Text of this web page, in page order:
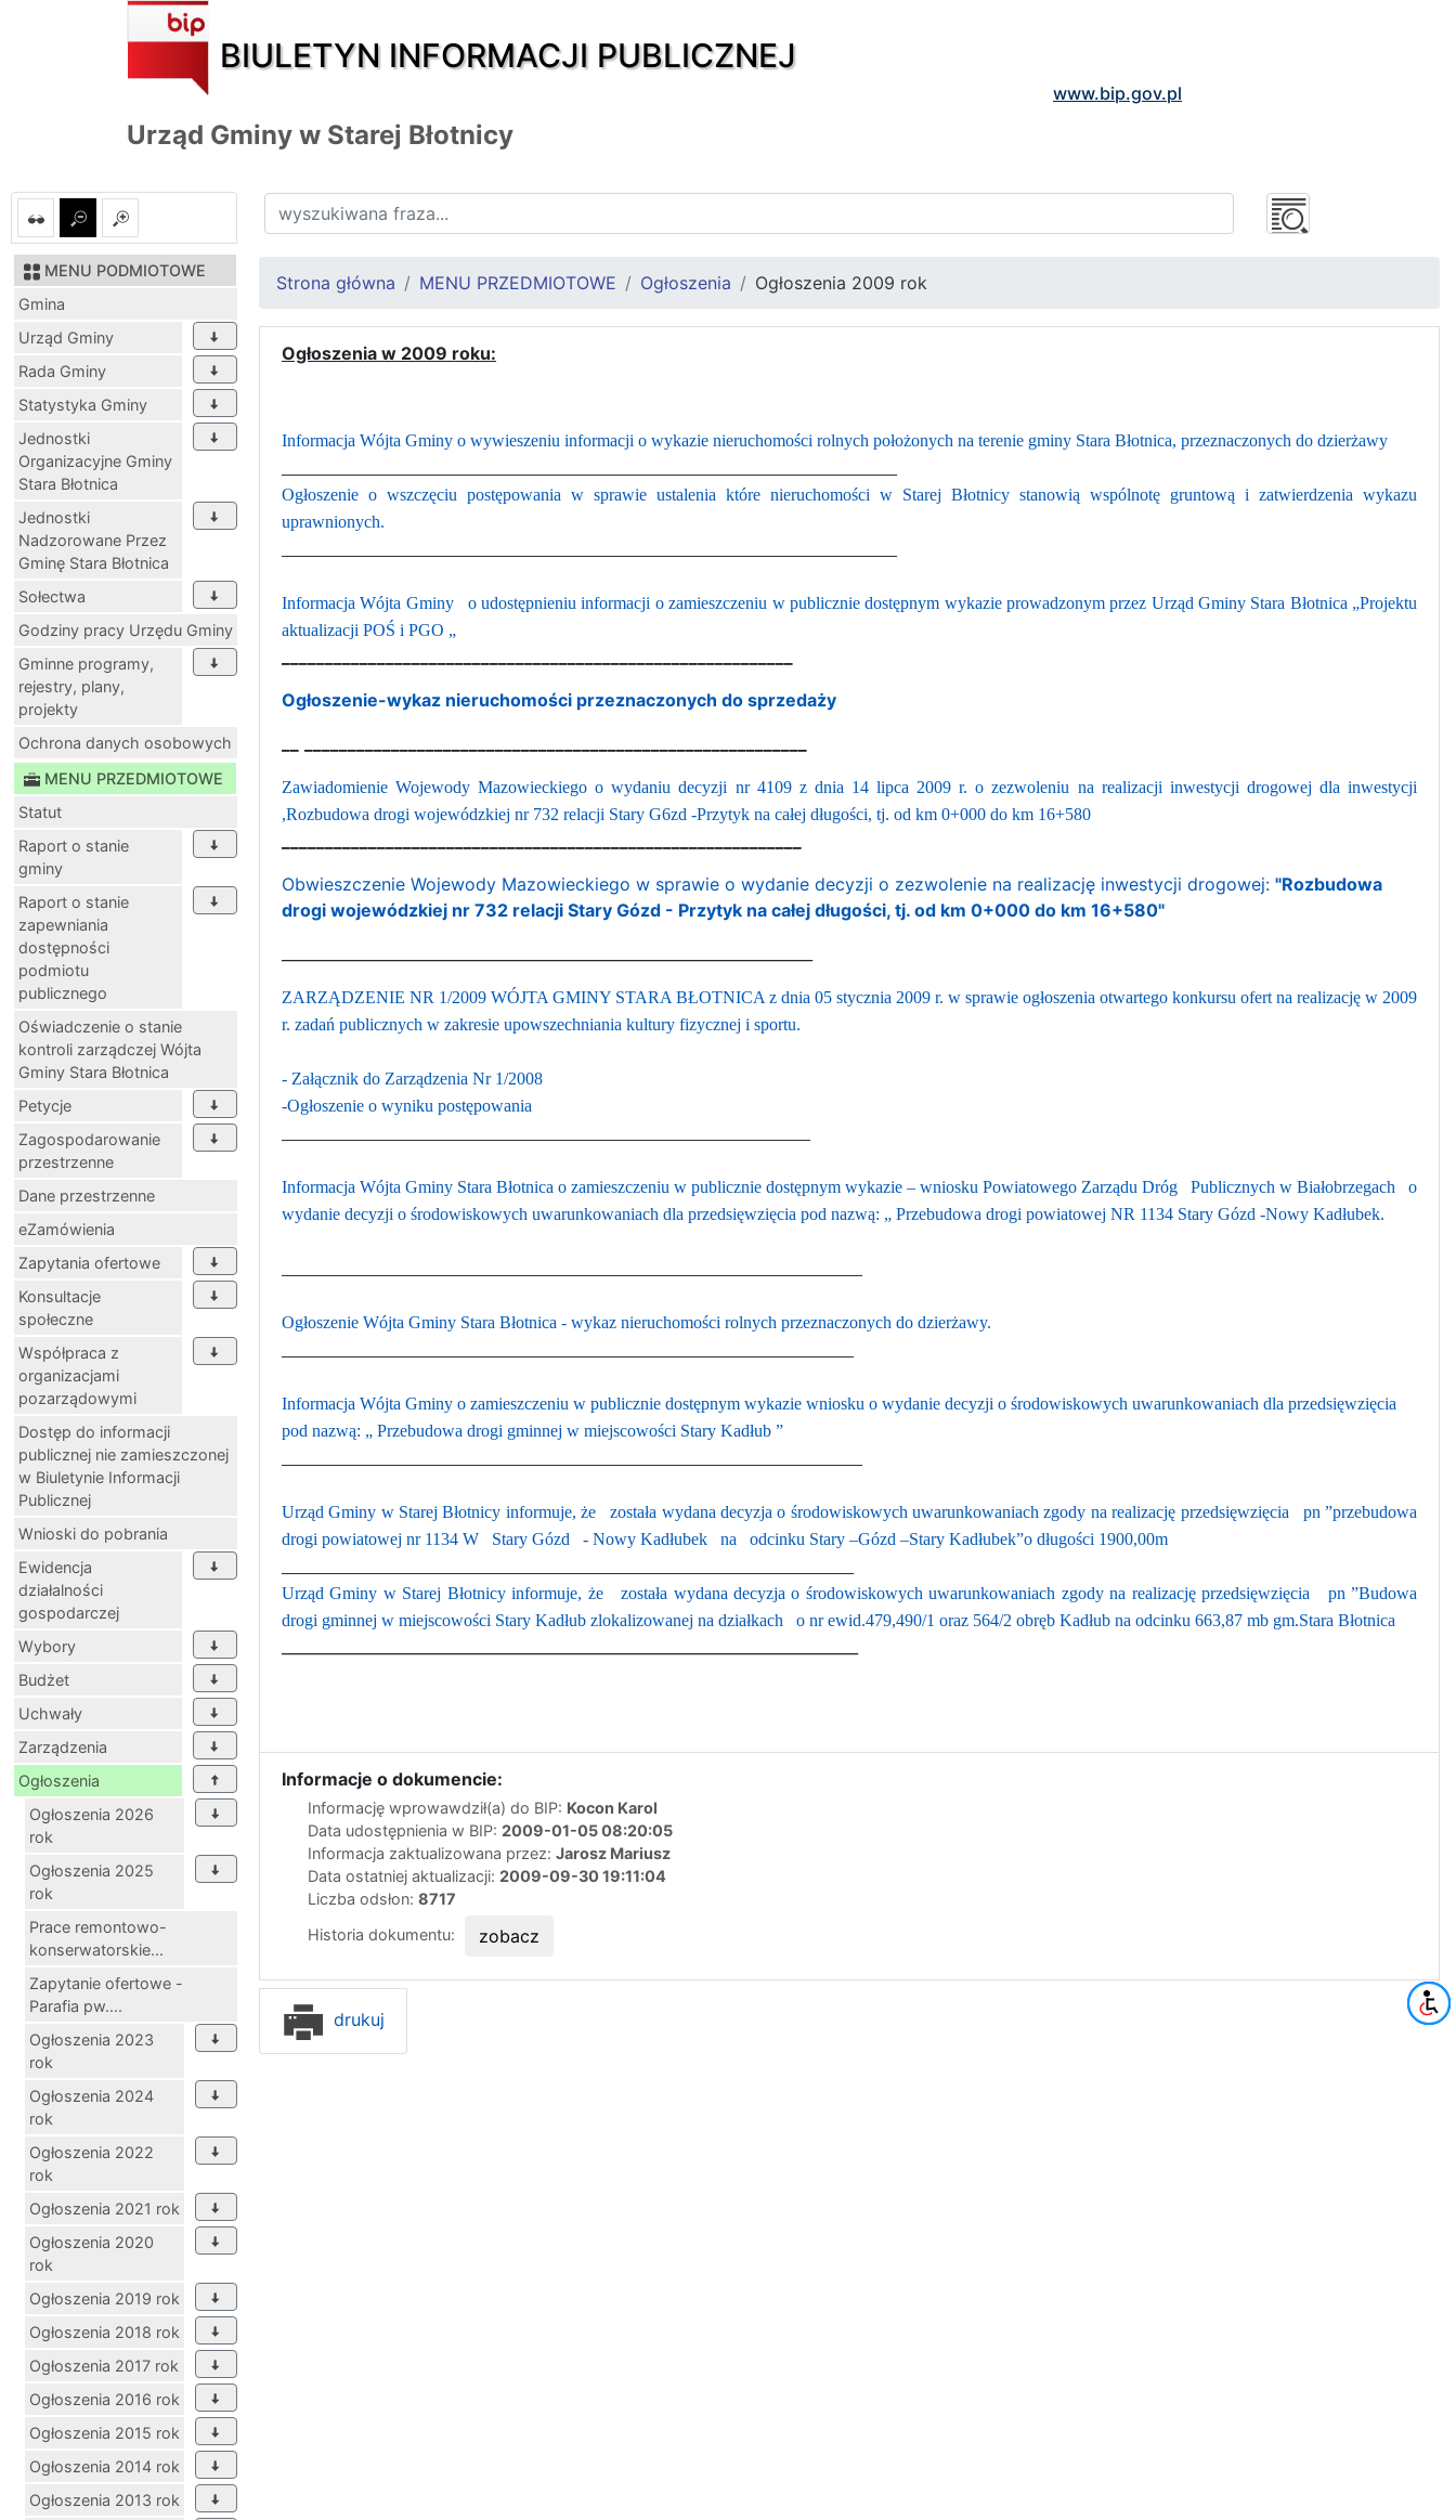
BIULETYN INFORMACJI PUBLICZNEJ
www.bip.gov.pl
Urząd Gminy w Starej Błotnicy
MENU PODMIOTOWE
Gmina
Urząd Gminy
Rada Gminy
Statystyka Gminy
Jednostki
Organizacyjne Gminy
Stara Błotnica
Jednostki
Nadzorowane Przez
Gminę Stara Błotnica
Sołectwa
Godziny pracy Urzędu Gminy
Gminne programy,
rejestry, plany,
projekty
Ochrona danych osobowych
MENU PRZEDMIOTOWE
Statut
Raport o stanie
gminy
Raport o stanie
zapewniania
dostępności
podmiotu
publicznego
Oświadczenie o stanie
kontroli zarządczej Wójta
Gminy Stara Błotnica
Petycje
Zagospodarowanie
przestrzenne
Dane przestrzenne
eZamówienia
Zapytania ofertowe
Konsultacje
społeczne
Współpraca z
organizacjami
pozarządowymi
Dostęp do informacji
publicznej nie zamieszczonej
w Biuletynie Informacji
Publicznej
Wnioski do pobrania
Ewidencja
działalności
gospodarczej
Wybory
Budżet
Uchwały
Zarządzenia
Ogłoszenia
Ogłoszenia 2026
rok
Ogłoszenia 2025
rok
Prace remontowo-
konserwatorskie...
Zapytanie ofertowe -
Parafia pw....
Ogłoszenia 2023
rok
Ogłoszenia 2024
rok
Ogłoszenia 2022
rok
Ogłoszenia 2021 rok
Ogłoszenia 2020
rok
Ogłoszenia 2019 rok
Ogłoszenia 2018 rok
Ogłoszenia 2017 rok
Ogłoszenia 2016 rok
Ogłoszenia 2015 rok
Ogłoszenia 2014 rok
Ogłoszenia 2013 rok
Strona główna MENU PRZEDMIOTOWE Ogłoszenia Ogłoszenia 2009 rok
Ogłoszenia w 2009 roku:
Informacja Wójta Gminy o wywieszeniu informacji o wykazie nieruchomości rolnych położonych na terenie gminy Stara Błotnica, przeznaczonych do dzierżawy
Ogłoszenie o wszczęciu postępowania w sprawie ustalenia które nieruchomości w Starej Błotnicy stanowią wspólnotę gruntową i zatwierdzenia wykazu
uprawnionych.
Informacja Wójta Gminy
o udostępnieniu informacji o zamieszczeniu w publicznie dostępnym wykazie prowadzonym przez Urząd Gminy Stara Błotnica „Projektu
aktualizacji POŚ i PGO „
Ogłoszenie-wykaz nieruchomości przeznaczonych do sprzedaży
Zawiadomienie Wojewody Mazowieckiego o wydaniu decyzji nr 4109 z dnia 14 lipca 2009 r. o zezwoleniu na realizacji inwestycji drogowej dla inwestycji
,Rozbudowa drogi wojewódzkiej nr 732 relacji Stary G6zd -Przytyk na całej długości, tj. od km 0+000 do km 16+580
Obwieszczenie Wojewody Mazowieckiego w sprawie o wydanie decyzji o zezwolenie na realizację inwestycji drogowej: "Rozbudowa
drogi wojewódzkiej nr 732 relacji Stary Gózd - Przytyk na całej długości, tj. od km 0+000 do km 16+580"
ZARZĄDZENIE NR 1/2009 WÓJTA GMINY STARA BŁOTNICA z dnia 05 stycznia 2009 r. w sprawie ogłoszenia otwartego konkursu ofert na realizację w 2009
r. zadań publicznych w zakresie upowszechniania kultury fizycznej i sportu.
- Załącznik do Zarządzenia Nr 1/2008
-Ogłoszenie o wyniku postępowania
Informacja Wójta Gminy Stara Błotnica o zamieszczeniu w publicznie dostępnym wykazie – wniosku Powiatowego Zarządu Dróg Publicznych w Białobrzegach
o
wydanie decyzji o środowiskowych uwarunkowaniach dla przedsięwzięcia pod nazwą: „ Przebudowa drogi powiatowej NR 1134 Stary Gózd -Nowy Kadłubek.
Ogłoszenie Wójta Gminy Stara Błotnica - wykaz nieruchomości rolnych przeznaczonych do dzierżawy.
Informacja Wójta Gminy o zamieszczeniu w publicznie dostępnym wykazie wniosku o wydanie decyzji o środowiskowych uwarunkowaniach dla przedsięwzięcia
pod nazwą: „ Przebudowa drogi gminnej w miejscowości Stary Kadłub ”
Urząd Gminy w Starej Błotnicy informuje, że została wydana decyzja o środowiskowych uwarunkowaniach zgody na realizację przedsięwzięcia
pn ”przebudowa
drogi powiatowej nr 1134 W
Stary Gózd - Nowy Kadłubek na
odcinku Stary –Gózd –Stary Kadłubek”o długości 1900,00m
Urząd Gminy w Starej Błotnicy informuje, że
została wydana decyzja o środowiskowych uwarunkowaniach zgody na realizację przedsięwzięcia
pn ”Budowa
drogi gminnej w miejscowości Stary Kadłub zlokalizowanej na działkach
o nr ewid.479,490/1 oraz 564/2 obręb Kadłub na odcinku 663,87 mb gm.Stara Błotnica
Informacje o dokumencie:
Informację wprowawdził(a) do BIP: Kocon Karol
Data udostępnienia w BIP: 2009-01-05 08:20:05
Informacja zaktualizowana przez: Jarosz Mariusz
Data ostatniej aktualizacji: 2009-09-30 19:11:04
Liczba odsłon: 8717
Historia dokumentu:
zobacz
drukuj